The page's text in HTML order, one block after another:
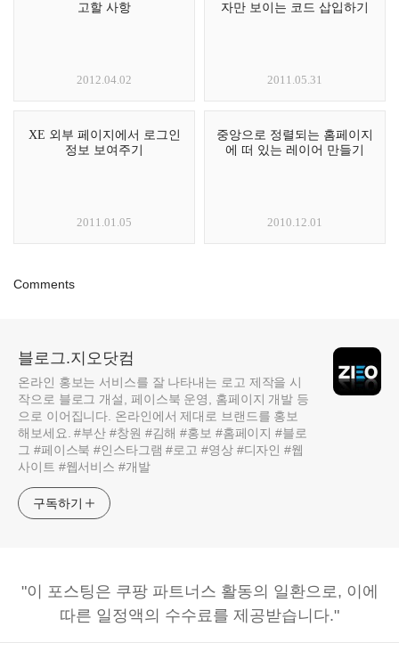
고할 사항
2012.04.02
자만 보이는 코드 삽입하기
2011.05.31
XE 외부 페이지에서 로그인
정보 보여주기
2011.01.05
중앙으로 정렬되는 홈페이지
에 떠 있는 레이어 만들기
2010.12.01
Comments
블로그.지오닷컴
온라인 홍보는 서비스를 잘 나타내는 로고 제작을 시
작으로 블로그 개설, 페이스북 운영, 홈페이지 개발 등
으로 이어집니다. 온라인에서 제대로 브랜드를 홍보
해보세요. #부산 #창원 #김해 #홍보 #홈페이지 #블로
그 #페이스북 #인스타그램 #로고 #영상 #디자인 #웹
사이트 #웹서비스 #개발
구독하기
"이 포스팅은 쿠팡 파트너스 활동의 일환으로, 이에
따른 일정액의 수수료를 제공받습니다."